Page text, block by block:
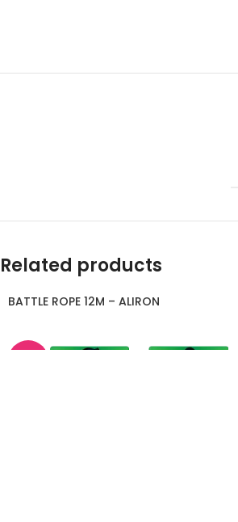
Related products
BATTLE ROPE 12M – ALIRON